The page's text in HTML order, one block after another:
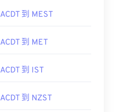
ACDT 到 MEST
ACDT 到 MET
ACDT 到 IST
ACDT 到 NZST